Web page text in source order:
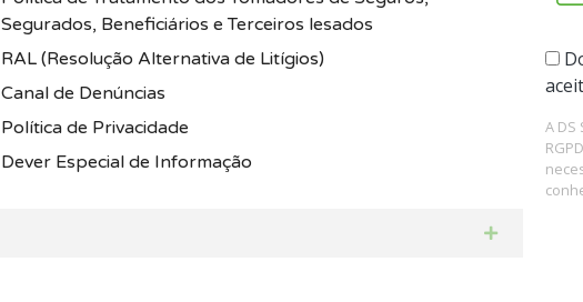
Segurados, Beneficiários e Terceiros lesados
RAL (Resolução Alternativa de Litígios)
Canal de Denúncias
Política de Privacidade
Dever Especial de Informação
A DS